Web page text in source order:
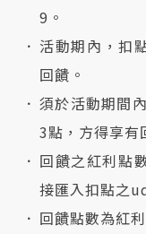
9。
活動期內，扣
回饋。
須於活動期間
3點，方得享有
回饋之紅利點
接匯入扣點之
回饋點數為紅